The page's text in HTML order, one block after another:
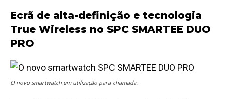
Ecrã de alta-definição e tecnologia
True Wireless no SPC SMARTEE DUO
PRO
O novo smartwatch em utilização para chamada.